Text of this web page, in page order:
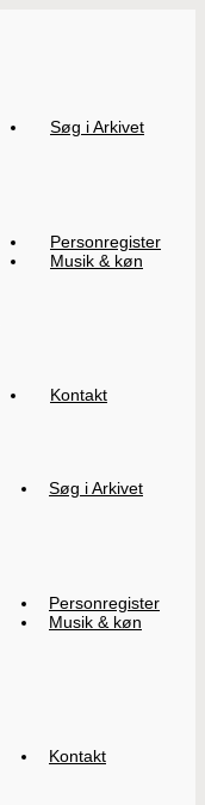
Søg i Arkivet
Personregister
Musik & køn
Kontakt
Søg i Arkivet
Personregister
Musik & køn
Kontakt